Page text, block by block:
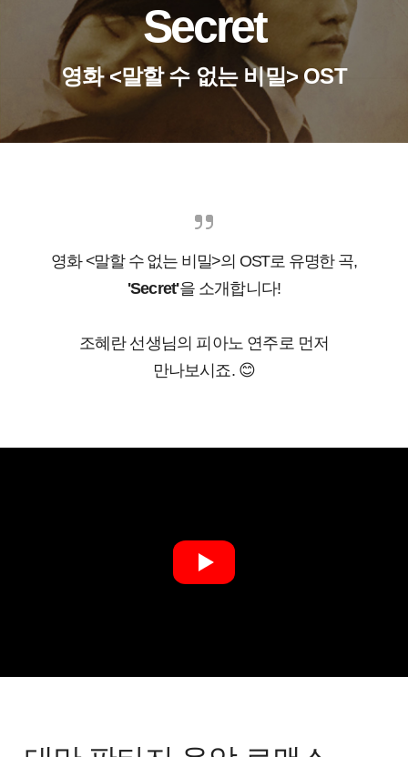
Secret
영화 <말할 수 없는 비밀> OST
영화 <말할 수 없는 비밀>의 OST로 유명한 곡,
'Secret'을소개합니다!
조혜란 선생님의 피아노 연주로 먼저
만나보시죠. 😊